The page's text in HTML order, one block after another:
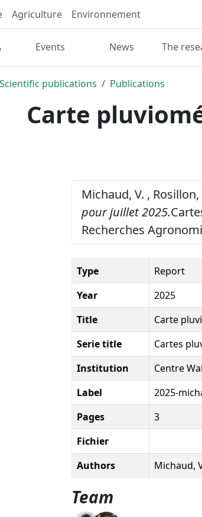
Agriculture Environnement
Events News The
Scientific publications Publications
Carte
Michaud, V. ,
pour juillet 2025.
Recherches
Type
Report
Year
2025
Title
Carte
Serie title
Cartes
Institution
Centre
Label
2025-
Pages
3
Fichier
Authors
Michaud,
Team